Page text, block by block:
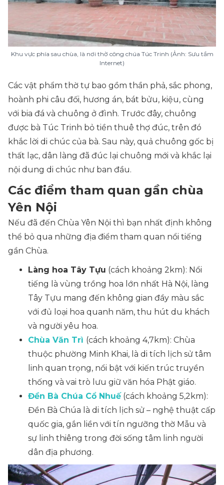
Khu vực phía sau chùa, là nơi thờ công chúa Túc Trinh (Ảnh: Sưu tầm
Internet)
Các vật phẩm thờ tự bao gồm thần phả, sắc phong,
hoành phi câu đối, hương án, bát bửu, kiệu, cùng
với bia đá và chuông ở đình. Trước đây, chuông
được bà Túc Trinh bỏ tiền thuê thợ đúc, trên đó
khắc lời di chúc của bà. Sau này, quả chuông gốc bị
thất lạc, dân làng đã đúc lại chuông mới và khắc lại
nội dung di chúc như ban đầu.
Các điểm tham quan gần chùa
Yên Nội
Nếu đã đến Chùa Yên Nội thì bạn nhất định không
thể bỏ qua những địa điểm tham quan nổi tiếng
gần Chùa.
Làng hoa Tây Tựu (cách khoảng 2km): Nổi
tiếng là vùng trồng hoa lớn nhất Hà Nội, làng
Tây Tựu mang đến không gian đầy màu sắc
với đủ loại hoa quanh năm, thu hút du khách
và người yêu hoa.
Chùa Văn Trì (cách khoảng 4,7km): Chùa
thuộc phường Minh Khai, là di tích lịch sử tâm
linh quan trọng, nổi bật với kiến trúc truyền
thống và vai trò lưu giữ văn hóa Phật giáo.
Đền Bà Chúa Cổ Nhuế(cách khoảng 5,2km):
Đền Bà Chúa là di tích lịch sử – nghệ thuật cấp
quốc gia, gắn liền với tín ngưỡng thờ Mẫu và
sự linh thiêng trong đời sống tâm linh người
dân địa phương.